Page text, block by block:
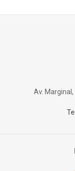
Av.